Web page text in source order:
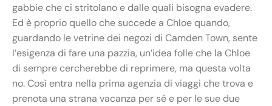
gabbie che ci stritolano e dalle quali bisogna evadere.
Ed è proprio quello che succede a Chloe quando,
guardando le vetrine dei negozi di Camden Town, sente
l’esigenza di fare una pazzia, un’idea folle che la Chloe
di sempre cercherebbe di reprimere, ma questa volta
no. Così entra nella prima agenzia di viaggi che trova e
prenota una strana vacanza per sé e per le sue due